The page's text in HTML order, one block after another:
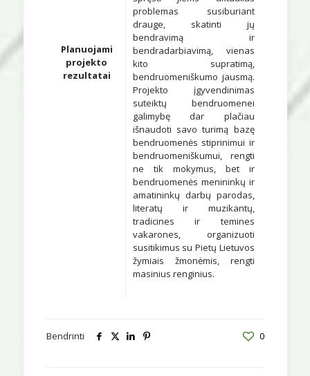
Planuojami
projekto
rezultatai
problemas susiburiant
drauge, skatinti jų
bendravimą ir
bendradarbiavimą, vienas
kito supratimą,
bendruomeniškumo jausmą.
Projekto įgyvendinimas
suteiktų bendruomenei
galimybę dar plačiau
išnaudoti savo turimą bazę
bendruomenės stiprinimui ir
bendruomeniškumui, rengti
ne tik mokymus, bet ir
bendruomenės menininkų ir
amatininkų darbų parodas,
literatų ir muzikantų,
tradicines ir temines
vakarones, organizuoti
susitikimus su Pietų Lietuvos
žymiais žmonėmis, rengti
masinius renginius.
Bendrinti 0